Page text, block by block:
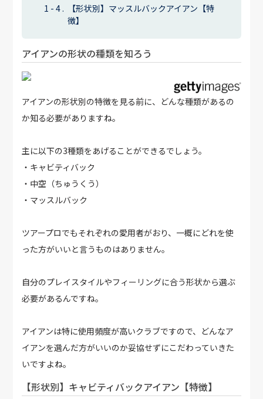
【形状別】マッスルバックアイアン【特
徴】
アイアンの形状の種類を知ろう
アイアンの形状別の特徴を見る前に、どんな種類があるの
か知る必要がありますね。
主に以下の3種類をあげることができるでしょう。
・キャビティバック
・中空（ちゅうくう）
・マッスルバック
ツアープロでもそれぞれの愛用者がおり、一概にどれを使
った方がいいと言うものはありません。
自分のプレイスタイルやフィーリングに合う形状から選ぶ
必要があるんですね。
アイアンは特に使用頻度が高いクラブですので、どんなア
イアンを選んだ方がいいのか妥協せずにこだわっていきた
いですよね。
【形状別】キャビティバックアイアン【特徴】